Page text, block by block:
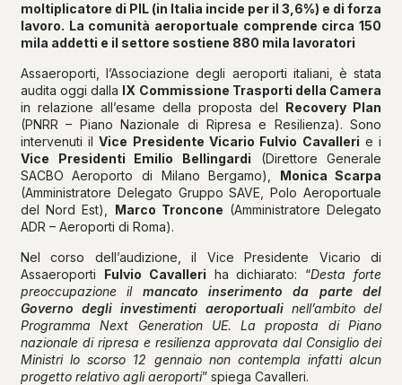
moltiplicatore di PIL (in Italia incide per il 3,6%) e di forza
lavoro. La comunità aeroportuale comprende circa 150
mila addetti e il settore sostiene 880 mila lavoratori
Assaeroporti, l’Associazione degli aeroporti italiani, è stata
audita oggi dalla IX Commissione Trasporti della Camera
in relazione all’esame della proposta del Recovery Plan
(PNRR – Piano Nazionale di Ripresa e Resilienza). Sono
intervenuti ilVice Presidente Vicario Fulvio Cavalleri e i
Vice Presidenti Emilio Bellingardi (Direttore Generale
SACBO Aeroporto di Milano Bergamo), Monica Scarpa
(Amministratore Delegato Gruppo SAVE, Polo Aeroportuale
del Nord Est), Marco Troncone (Amministratore Delegato
ADR – Aeroporti di Roma).
Nel corso dell’audizione, il Vice Presidente Vicario di
Assaeroporti Fulvio Cavalleri ha dichiarato: “Desta forte
preoccupazione il mancato inserimento da parte del
Governo degli investimenti aeroportualinell’ambito del
Programma Next Generation UE. La proposta di Piano
nazionale di ripresa e resilienza approvata dal Consiglio dei
Ministri lo scorso 12 gennaio non contempla infatti alcun
progetto relativo agli aeroporti” spiega Cavalleri.